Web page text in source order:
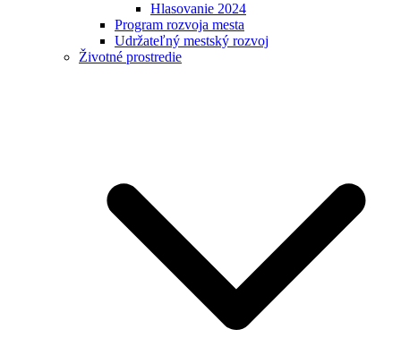
Hlasovanie 2024
Program rozvoja mesta
Udržateľný mestský rozvoj
Životné prostredie